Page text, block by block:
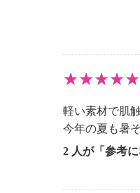
軽い素材で肌
今年の夏も暑
2 人が「参考